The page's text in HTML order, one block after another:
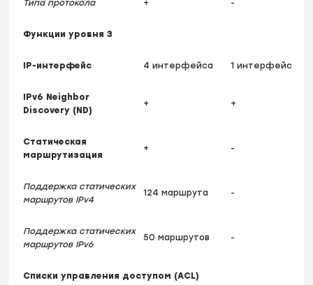
Типа протокола + -
Функции уровня 3
IP-интерфейс 4 интерфейса 1 интерфейс
IPv6 Neighbor
Discovery (ND)
+ +
Статическая
маршрутизация
+ -
Поддержка статических
маршрутов IPv4
124 маршрута -
Поддержка статических
маршрутов IPv6
50 маршрутов -
Списки управления доступом (ACL)